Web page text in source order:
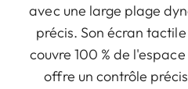
avec une large plage
précis. Son écran
couvre 100 % de
offre un contrôle